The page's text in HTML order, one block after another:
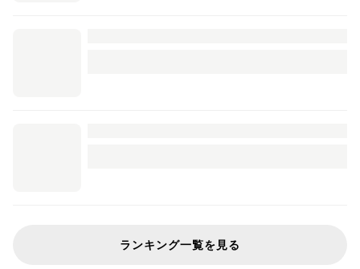
ランキング一覧を見る